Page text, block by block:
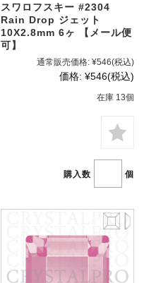
スワロフスキー #2304
Rain Drop ジェット
10X2.8mm 6ヶ 【メール便
可】
通常販売価格: ¥546(税込)
価格: ¥546(税込)
在庫 13個
購入数 個